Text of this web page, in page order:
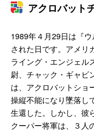
アクロバット
1989年４月29日は『
された日です。アメリ
ライング・エンジェル
尉、チャック・ギャビ
は、アクロバットショ
操縦不能になり墜落し
生還した。しかし、彼
クーパー将軍は、３人